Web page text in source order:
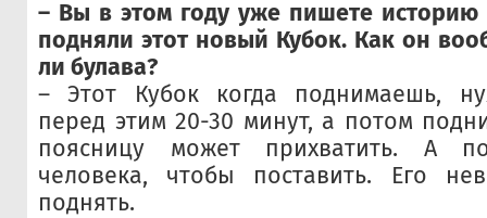
– Вы в этом году уже пишете историю
подняли этот новый Кубок. Как он
ли булава?
– Этот Кубок когда поднимаешь,
перед этим 20-30 минут, а потом
поясницу может прихватить. А
человека, чтобы поставить. Его
поднять.